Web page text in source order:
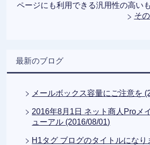
ページにも利用できる汎用性の高い
そ
最新のブログ
メールボックス容量にご注意を
2016年8月1日 ネット商人Proメ
ューアル (2016/08/01)
H1タグ ブログのタイトルになり